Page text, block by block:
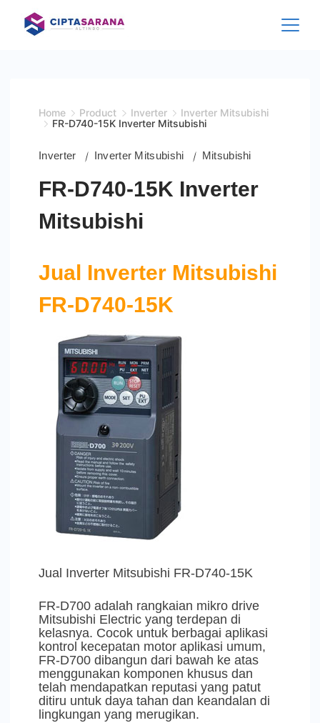
content
Home Product Inverter
Inverter Mitsubishi
FR-D740-15K Inverter Mitsubishi
Inverter Inverter Mitsubishi Mitsubishi
FR-D740-15K Inverter
Mitsubishi
Jual Inverter Mitsubishi
FR-D740-15K
Jual Inverter Mitsubishi FR-D740-15K
FR-D700 adalah rangkaian mikro drive
Mitsubishi Electric yang terdepan di
kelasnya. Cocok untuk berbagai aplikasi
kontrol kecepatan motor aplikasi umum,
FR-D700 dibangun dari bawah ke atas
menggunakan komponen khusus dan
telah mendapatkan reputasi yang patut
ditiru untuk daya tahan dan keandalan di
lingkungan yang merugikan.